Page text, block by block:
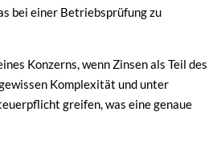
bei einer Betriebsprüfung zu
Konzerns, wenn Zinsen als Teil des
Komplexität und unter
greifen, was eine genaue